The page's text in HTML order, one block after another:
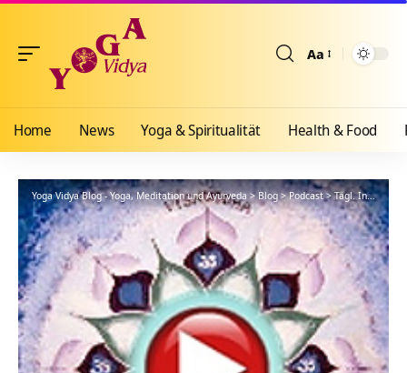
Aa
Home News Yoga & Spiritualität Health & Food
Yoga Vidya Blog - Yoga, Meditation und Ayurveda>Blog>Podcast>Tägl. Inspiration